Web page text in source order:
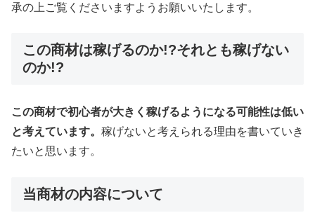
承の上ご覧くださいますようお願いいたします。
この商材は稼げるのか!?それとも稼げない
のか!?
この商材で初心者が大きく稼げるようになる可能性は低い
と考えています。 稼げないと考えられる理由を書いていき
たいと思います。
当商材の内容について